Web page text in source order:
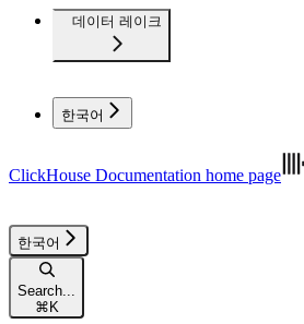
데이터 레이크
한국어
ClickHouse Documentation home page
한국어
Search...
⌘K